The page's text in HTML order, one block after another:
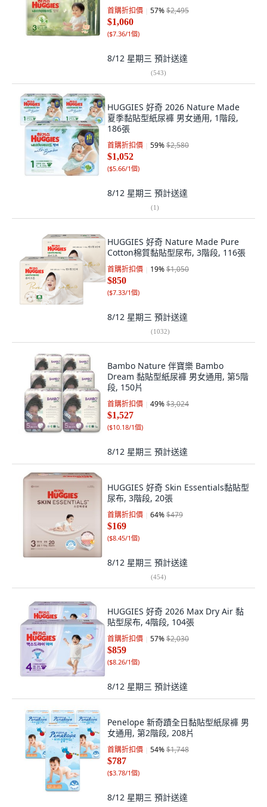
首購折扣價 57%$2,495
$1,060
($7.36/1個)
8/12 星期三 預計送達
(543)
HUGGIES 好奇 2026 Nature Made
夏季黏貼型紙尿褲 男女通用, 1階段,
186張
首購折扣價 59%$2,580
$1,052
($5.66/1個)
8/12 星期三 預計送達
(1)
HUGGIES 好奇 Nature Made Pure
Cotton棉質黏貼型尿布, 3階段, 116張
首購折扣價 19%$1,050
$850
($7.33/1個)
8/12 星期三 預計送達
(1032)
Bambo Nature 伴寶樂 Bambo
Dream 黏貼型紙尿褲 男女通用, 第5階
段, 150片
首購折扣價 49%$3,024
$1,527
($10.18/1個)
8/12 星期三 預計送達
HUGGIES 好奇 Skin Essentials黏貼型
尿布, 3階段, 20張
首購折扣價 64%$479
$169
($8.45/1個)
8/12 星期三 預計送達
(454)
HUGGIES 好奇 2026 Max Dry Air 黏
貼型尿布, 4階段, 104張
首購折扣價 57%$2,030
$859
($8.26/1個)
8/12 星期三 預計送達
Penelope 新奇蹟全日黏貼型紙尿褲 男
女通用, 第2階段, 208片
首購折扣價 54%$1,748
$787
($3.78/1個)
8/12 星期三 預計送達